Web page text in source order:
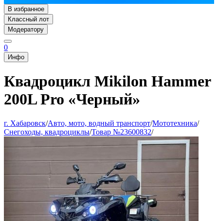
В избранное
Классный лот
Модератору
0
Инфо
Квадроцикл Mikilon Hammer
200L Pro «Черный»
г. Хабаровск/Авто, мото, водный транспорт/Мототехника/
Снегоходы, квадроциклы/Товар №23600832/